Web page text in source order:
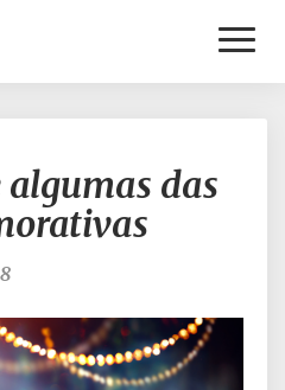
história
de
algumas
das